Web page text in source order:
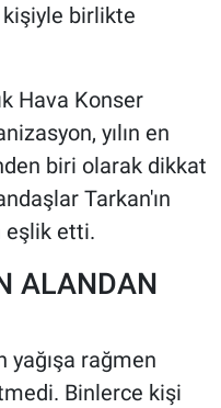
kişiyle birlikte
Hava Konser
yılın en
biri olarak dikkat
Tarkan'ın
eşlik etti.
ALANDAN
yağışa rağmen
Binlerce kişi